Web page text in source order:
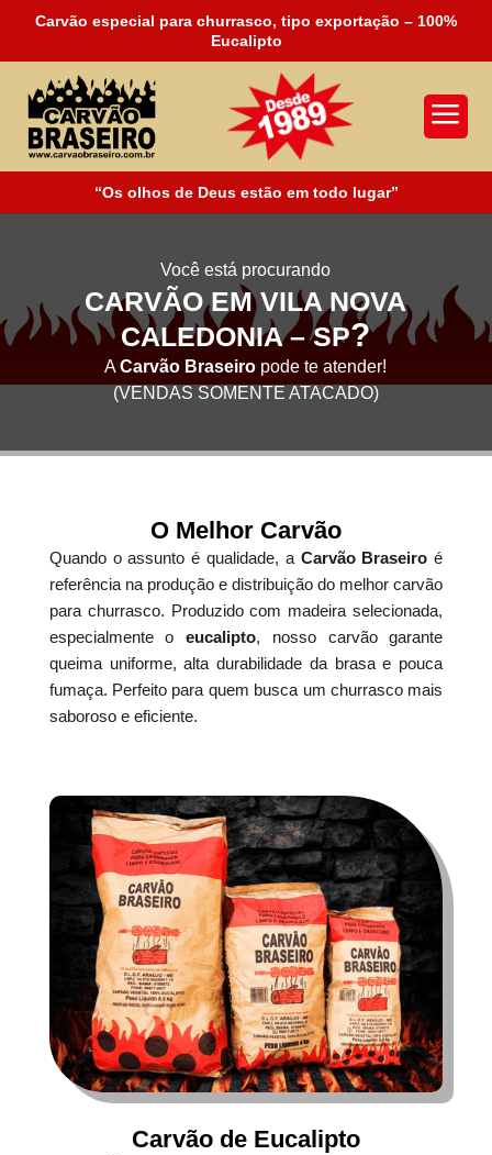
Carvão especial para churrasco, tipo exportação – 100%
Eucalipto
a
“Os olhos de Deus estão em todo lugar”
Você está procurando
CARVÃO EM VILA NOVA
CALEDONIA – SP?
ACarvão Braseiro pode te atender!
(VENDAS SOMENTE ATACADO)
O Melhor Carvão
Quando o assunto é qualidade, a Carvão Braseiro é
referência na produção e distribuição do melhor carvão
para churrasco. Produzido com madeira selecionada,
especialmente oeucalipto, nosso carvão garante
queima uniforme, alta durabilidade da brasa e pouca
fumaça. Perfeito para quem busca um churrasco mais
saboroso e eficiente.
Carvão de Eucalipto